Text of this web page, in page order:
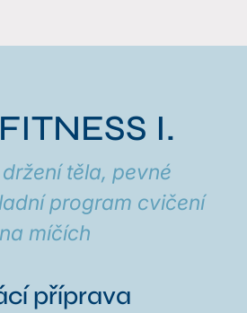
I.
těla, pevné
program cvičení
na míčích
příprava